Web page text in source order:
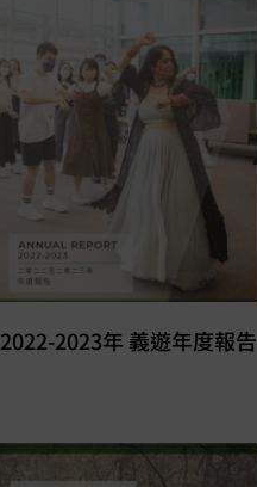
2022-2023年 義遊年度報告